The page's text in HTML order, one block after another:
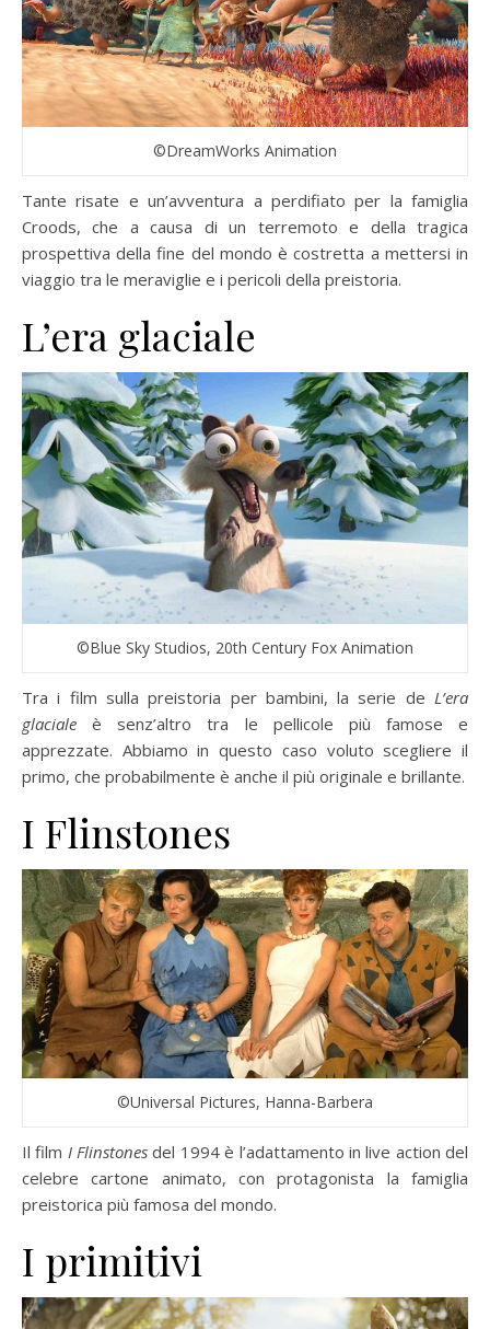
©DreamWorks Animation
Tante risate e un’avventura a perdifiato per la famiglia
Croods, che a causa di un terremoto e della tragica
prospettiva della fine del mondo è costretta a mettersi in
viaggio tra le meraviglie e i pericoli della preistoria.
L’era glaciale
©Blue Sky Studios, 20th Century Fox Animation
Tra i film sulla preistoria per bambini, la serie de L’era
glaciale è senz’altro tra le pellicole più famose e
apprezzate. Abbiamo in questo caso voluto scegliere il
primo, che probabilmente è anche il più originale e brillante.
I Flinstones
©Universal Pictures, Hanna-Barbera
Il film I Flinstones del 1994 è l’adattamento in live action del
celebre cartone animato, con protagonista la famiglia
preistorica più famosa del mondo.
I primitivi